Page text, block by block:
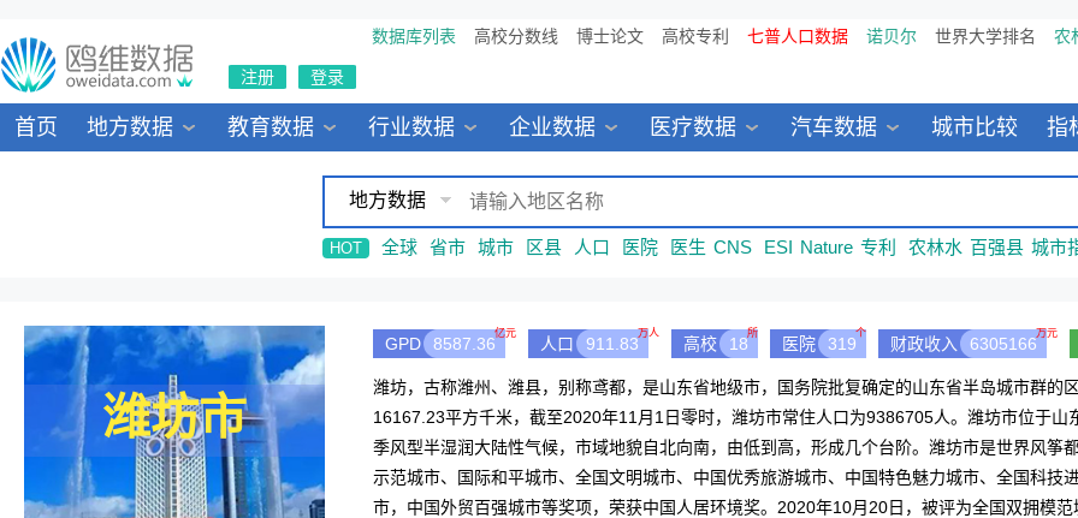
数据库列表 高校分数线 博士论文 高校专利 七普人口数据 诺贝尔 世界大学排名 农
注册 登录
首页 地方数据 教育数据 行业数据 企业数据 医疗数据 汽车数据 城市比较 指
地方数据
HOT 全球 省市 城市 区县 人口 医院 医生 CNS ESI Nature 专利 农林水 百强县 城市
潍坊市
GPD 8587.36
亿元
人口 911.83
万人
高校 18
所
医院 319
个
财政收入 6305166
万元
潍坊，古称潍州、潍县，别称鸢都，是山东省地级市，国务院批复确定的山东省半岛城市群
16167.23平方千米，截至2020年11月1日零时，潍坊市常住人口为9386705人。潍坊市位于山
季风型半湿润大陆性气候，市域地貌自北向南，由低到高，形成几个台阶。潍坊市是世界风
示范城市、国际和平城市、全国文明城市、中国优秀旅游城市、中国特色魅力城市、全国科
市，中国外贸百强城市等奖项，荣获中国人居环境奖。2020年10月20日，被评为全国双拥模